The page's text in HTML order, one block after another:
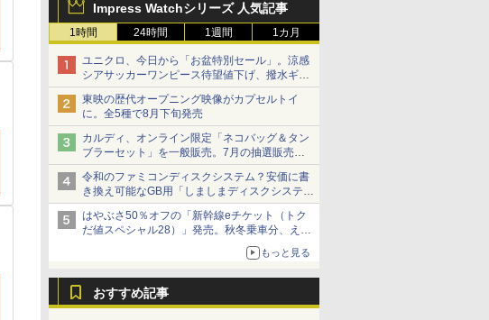
Impress Watchシリーズ 人気記事
1時間 24時間 1週間 1カ月
ユニクロ、今日から「お盆特別セール」。涼感
シアサッカーワンピース待望値下げ、撥水ギア
ショーツは1990円に
東映の歴代オープニング映像がカプセルトイ
に。全5種で8月下旬発売
カルディ、オンライン限定「ネコバッグ＆タン
ブラーセット」を一般販売。7月の抽選販売の
当選無効分
令和のファミコンディスクシステム？安価に書
き換え可能なGB用「しましまディスクシステ
ム」
はやぶさ50％オフの「新幹線eチケット（トク
だ値スペシャル28）」発売。秋冬乗車分、えき
もっと見る
おすすめ記事